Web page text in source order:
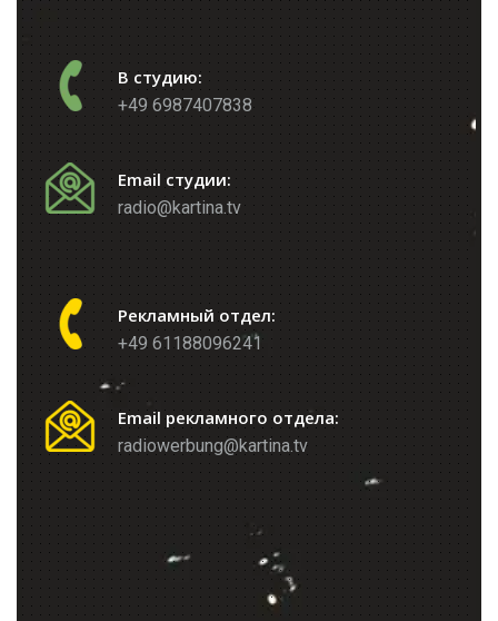
В студию:
+49 6987407838
Email студии:
radio@kartina.tv
Рекламный отдел:
+49 61188096241
Email рекламного отдела:
radiowerbung@kartina.tv